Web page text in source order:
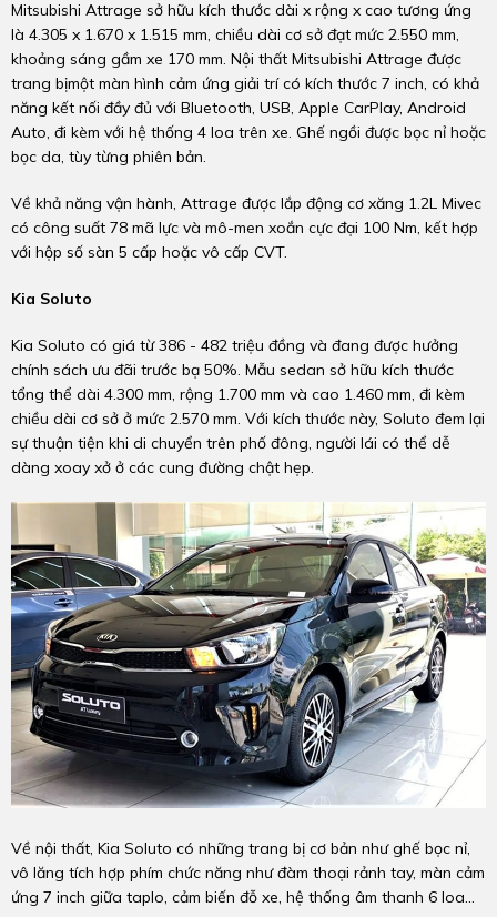
Mitsubishi Attrage sở hữu kích thước dài x rộng x cao tương ứng
là 4.305 x 1.670 x 1.515 mm, chiều dài cơ sở đạt mức 2.550 mm,
khoảng sáng gầm xe 170 mm. Nội thất Mitsubishi Attrage được
trang bịmột màn hình cảm ứng giải trí có kích thước 7 inch, có khả
năng kết nối đầy đủ với Bluetooth, USB, Apple CarPlay, Android
Auto, đi kèm với hệ thống 4 loa trên xe. Ghế ngồi được bọc nỉ hoặc
bọc da, tùy từng phiên bản.
Về khả năng vận hành, Attrage được lắp động cơ xăng 1.2L Mivec
có công suất 78 mã lực và mô-men xoắn cực đại 100 Nm, kết hợp
với hộp số sàn 5 cấp hoặc vô cấp CVT.
Kia Soluto
Kia Soluto có giá từ 386 - 482 triệu đồng và đang được hưởng
chính sách ưu đãi trước bạ 50%. Mẫu sedan sở hữu kích thước
tổng thể dài 4.300 mm, rộng 1.700 mm và cao 1.460 mm, đi kèm
chiều dài cơ sở ở mức 2.570 mm. Với kích thước này, Soluto đem lại
sự thuận tiện khi di chuyển trên phố đông, người lái có thể dễ
dàng xoay xở ở các cung đường chật hẹp.
Về nội thất, Kia Soluto có những trang bị cơ bản như ghế bọc nỉ,
vô lăng tích hợp phím chức năng như đàm thoại rảnh tay, màn cảm
ứng 7 inch giữa taplo, cảm biến đỗ xe, hệ thống âm thanh 6 loa...